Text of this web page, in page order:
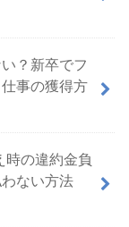
？新卒でフ
事の獲得方
時の違約金負
ない方法